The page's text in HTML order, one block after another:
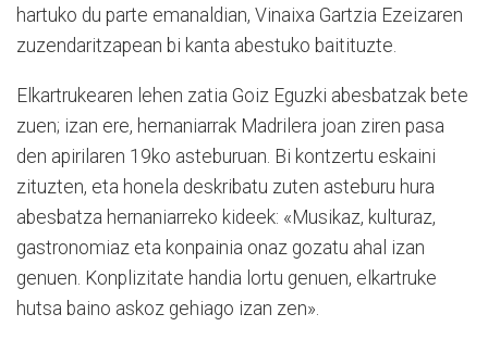
hartuko du parte emanaldian, Vinaixa Gartzia Ezeizaren
zuzendaritzapean bi kanta abestuko baitituzte.
Elkartrukearen lehen zatia Goiz Eguzki abesbatzak bete
zuen; izan ere, hernaniarrak Madrilera joan ziren pasa
den apirilaren 19ko asteburuan. Bi kontzertu eskaini
zituzten, eta honela deskribatu zuten asteburu hura
abesbatza hernaniarreko kideek: «Musikaz, kulturaz,
gastronomiaz eta konpainia onaz gozatu ahal izan
genuen. Konplizitate handia lortu genuen, elkartruke
hutsa baino askoz gehiago izan zen».